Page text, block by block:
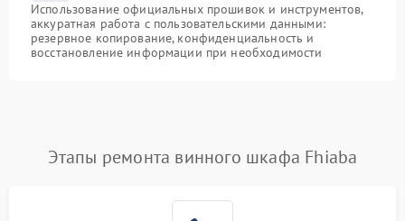
Использование официальных прошивок и инструментов,
аккуратная работа с пользовательскими данными:
резервное копирование, конфиденциальность и
восстановление информации при необходимости
Этапы ремонта винного шкафа Fhiaba